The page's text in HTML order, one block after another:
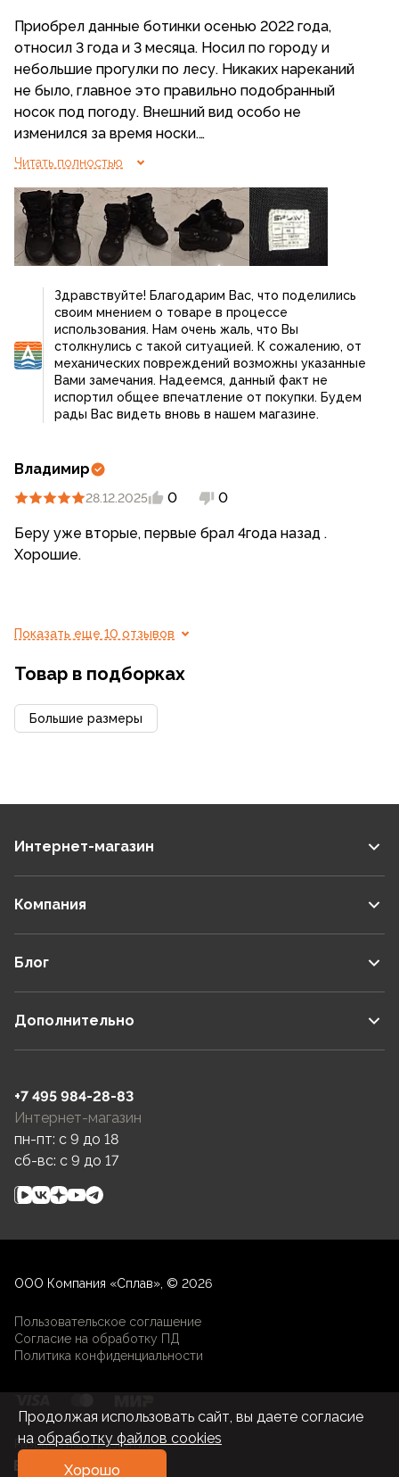
Приобрел данные ботинки осенью 2022 года,
относил 3 года и 3 месяца. Носил по городу и
небольшие прогулки по лесу. Никаких нареканий
не было, главное это правильно подобранный
носок под погоду. Внешний вид особо не
изменился за время носки.
В феврале этого года ботинки начали протекать: в
Также засвистел левый ботинок, когда
наступаешь, вероятно прокол, но визуально
повреждений не видно. В принципе, ботинками
доволен, но они могли бы прослужить и дольше с
Читать полностью
Здравствуйте! Благодарим Вас, что поделились
своим мнением о товаре в процессе
использования. Нам очень жаль, что Вы
столкнулись с такой ситуацией. К сожалению, от
механических повреждений возможны указанные
Вами замечания. Надеемся, данный факт не
испортил общее впечатление от покупки. Будем
рады Вас видеть вновь в нашем магазине.
Владимир
28.12.2025 0 0
Беру уже вторые, первые брал 4года назад .
Хорошие.
Показать еще 10 отзывов
Товар в подборках
Большие размеры
Интернет-магазин
Компания
Блог
Дополнительно
+7 495 984-28-83
Интернет-магазин
пн-пт: c 9 до 18
сб-вс: c 9 до 17
ООО Компания «Сплав», © 2026
Пользовательское соглашение
Согласие на обработку ПД
Политика конфиденциальности
Разработка и развитие
Продолжая использовать сайт, вы даете согласие
на обработку файлов cookies
Хорошо